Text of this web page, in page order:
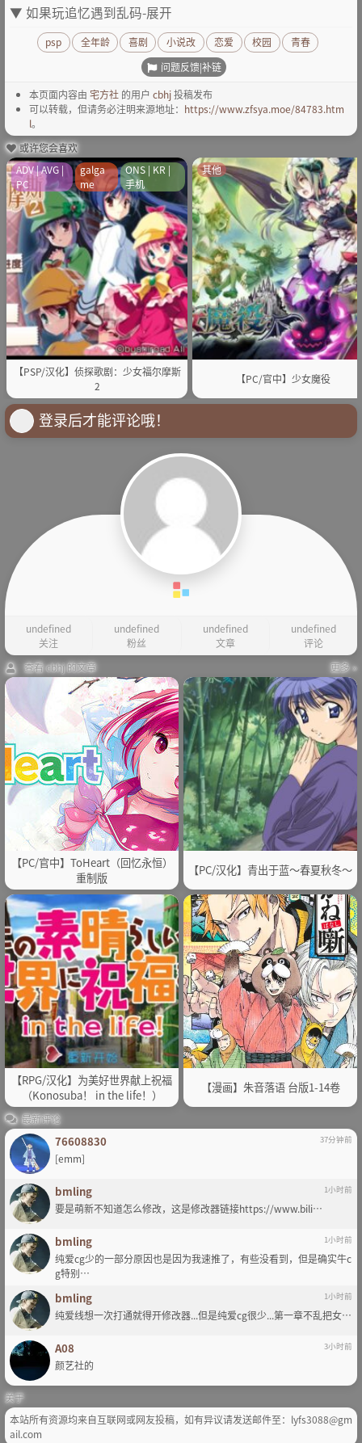
如果玩追忆遇到乱码-展开
psp 全年龄 喜剧 小说改 恋爱 校园
青春
问题反馈|补链
本页面内容由 宅方社 的用户 cbhj投稿发布
可以转载，但请务必注明来源地址： https://www.zfsya.moe/84783.htm
l。
或许您会喜欢
【PSP/汉化】侦探歌剧：少女福尔摩斯
2
ADV | AVG |
PC
galga
me
ONS | KR |
手机
【PC/官中】少女魔役
其他
登录后才能评论哦！
undefined
关注
undefined
粉丝
undefined
文章
undefined
评论
查看 cbhj 的文章
更多 »
【PC/官中】ToHeart（回忆永恒）
重制版
【PC/汉化】青出于蓝～春夏秋冬～
【RPG/汉化】为美好世界献上祝福
（Konosuba！ in the life！）
【漫画】朱音落语 台版1-14卷
最新评论
76608830 37分钟前
[emm]
bmling 1小时前
要是萌新不知道怎么修改，这是修改器链接https://www.bili…
bmling 1小时前
纯爱cg少的一部分原因也是因为我速推了，有些没看到，但是确实牛c
g特别…
bmling 1小时前
纯爱线想一次打通就得开修改器...但是纯爱cg很少...第一章不乱把女…
A08 3小时前
颜艺社的
关于
本站所有资源均来自互联网或网友投稿，如有异议请发送邮件至：lyfs3088@gm
ail.com